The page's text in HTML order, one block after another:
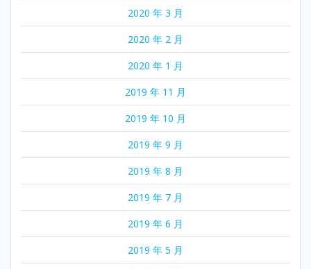
2020 年 3 月
2020 年 2 月
2020 年 1 月
2019 年 11 月
2019 年 10 月
2019 年 9 月
2019 年 8 月
2019 年 7 月
2019 年 6 月
2019 年 5 月